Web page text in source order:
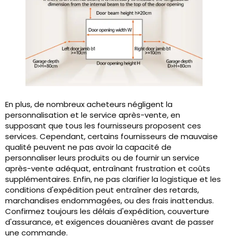
En plus, de nombreux acheteurs négligent la
personnalisation et le service après-vente, en
supposant que tous les fournisseurs proposent ces
services. Cependant, certains fournisseurs de mauvaise
qualité peuvent ne pas avoir la capacité de
personnaliser leurs produits ou de fournir un service
après-vente adéquat, entraînant frustration et coûts
supplémentaires. Enfin, ne pas clarifier la logistique et les
conditions d'expédition peut entraîner des retards,
marchandises endommagées, ou des frais inattendus.
Confirmez toujours les délais d'expédition, couverture
d'assurance, et exigences douanières avant de passer
une commande.